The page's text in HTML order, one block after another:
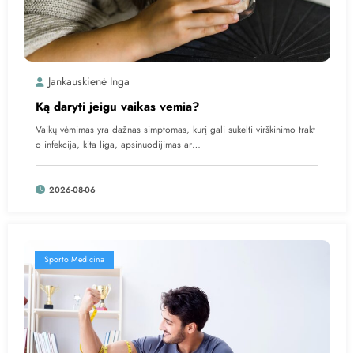
Jankauskienė Inga
Ką daryti jeigu vaikas vemia?
Vaikų vėmimas yra dažnas simptomas, kurį gali sukelti virškinimo trakt
o infekcija, kita liga, apsinuodijimas ar…
2026-08-06
Sporto Medicina